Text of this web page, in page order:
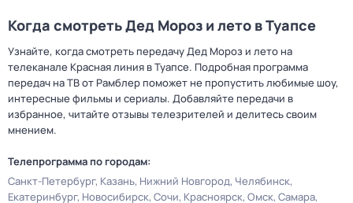
Когда смотреть Дед Мороз и лето в Туапсе
Узнайте, когда смотреть передачу Дед Мороз и лето на
телеканале Красная линия в Туапсе. Подробная программа
передач на ТВ от Рамблер поможет не пропустить любимые шоу,
интересные фильмы и сериалы. Добавляйте передачи в
избранное, читайте отзывы телезрителей и делитесь своим
мнением.
Телепрограмма по городам:
Санкт-Петербург Казань Нижний Новгород Челябинск
Екатеринбург Новосибирск Сочи Красноярск Омск Самара